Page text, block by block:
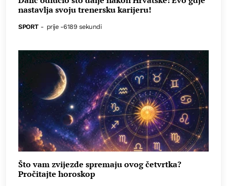
nastavlja svoju trenersku karijeru!
SPORT - prije -6189 sekundi
Što vam zvijezde spremaju ovog četvrtka?
Pročitajte horoskop